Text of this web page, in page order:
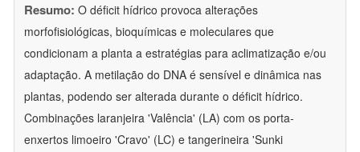
Resumo: O déficit hídrico provoca alterações
morfofisiológicas, bioquímicas e moleculares que
condicionam a planta a estratégias para aclimatização e/ou
adaptação. A metilação do DNA é sensível e dinâmica nas
plantas, podendo ser alterada durante o déficit hídrico.
Combinações laranjeira 'Valência' (LA) com os porta-
enxertos limoeiro 'Cravo' (LC) e tangerineira 'Sunki